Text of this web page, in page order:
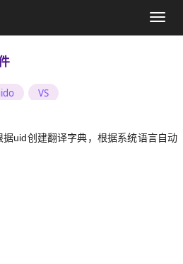
发表文章
VS
uid创建翻译字典，根据系统语言自动